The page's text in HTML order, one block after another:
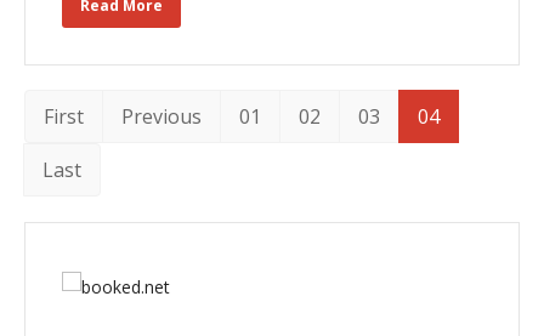
Read More
First Previous 01 02 03
04
Last